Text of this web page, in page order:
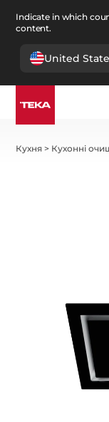
Indicate in which
content.
United
Кухня > Кухонні